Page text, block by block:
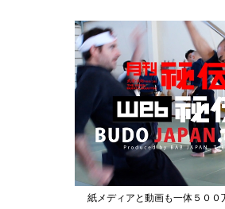
紙メディアと動画も一体５００